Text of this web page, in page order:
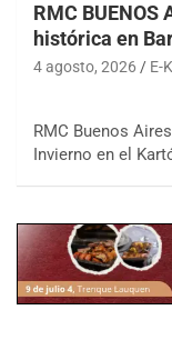
RMC BUENOS
histórica en
4 agosto, 2026 E-
RMC Buenos
Invierno en el